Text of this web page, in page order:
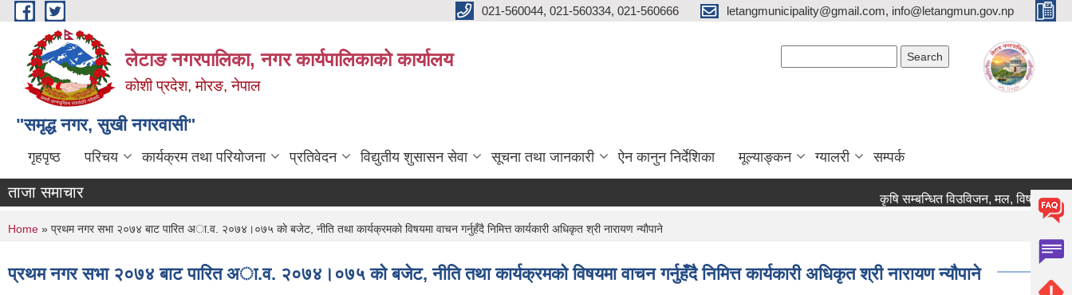
Skip to main content 021-560044, 021-560334, 021-560666 letangmunicipality@gmail.com, info@letangmun.gov.np
लेटाङ नगरपालिका, नगर कार्यपालिकाको कार्यालय
कोशी प्रदेश, मोरङ, नेपाल
"समृद्ध नगर, सुखी नगरवासी"
गृहपृष्ठ परिचय कार्यक्रम तथा परियोजना प्रतिवेदन विद्युतीय शुसासन सेवा सूचना तथा जानकारी ऐन कानुन निर्देशिका मूल्याङ्कन ग्यालरी सम्पर्क
ताजा समाचार कृषि सम्बन्धित विउविजन, मल, विषादी यन्त्र
You are here
Home » प्रथम नगर सभा २०७४ बाट पारित अा‍.व. २०७४।०७५ काे बजेट, नीति तथा कार्यक्रमकाे विषयमा वाचन गर्नुहँदै निमित्त कार्यकारी अधिकृत श्री नारायण न्याैपाने
प्रथम नगर सभा २०७४ बाट पारित अा‍.व. २०७४।०७५ काे बजेट, नीति तथा कार्यक्रमकाे विषयमा वाचन गर्नुहँदै निमित्त कार्यकारी अधिकृत श्री नारायण न्याैपाने